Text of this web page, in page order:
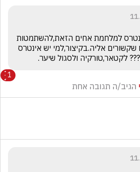
לקטאר,טורקיה ולסגול שיער.
1
הגיב/ה תגובה אחת